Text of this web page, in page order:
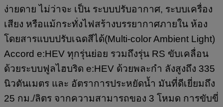
ง่ายดาย ไม่ว่าจะ เป็น ระบบปรับอากาศ, ระบบเครื่อง
เสียง หรือแม้กระทั่งไฟสร้างบรรยากาศภายใน ห้อง
โดยสารแบบปรับเฉดสีได้(Multi-color Ambient Light)
Accord e:HEV ทุกรุ่นย่อย รวมถึงรุ่น RS ขับเคลื่อน
ด้วยระบบฟูลไฮบริด e:HEV ด้วยพละกำ ลังสูงถึง 335
นิวตันเมตร และ อัตราการประหยัดน้ำ มันที่ดีเยี่ยมถึง
25 กม./ลิตร จากความสามารถของ 3 โหมด การขับขี่